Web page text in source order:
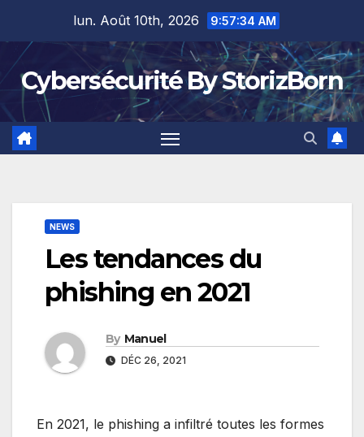
content
lun. Août 10th, 2026 9:57:34 AM
Cybersécurité By StorizBorn
NEWS
Les tendances du
phishing en 2021
By Manuel
DÉC 26, 2021
En 2021, le phishing a infiltré toutes les formes